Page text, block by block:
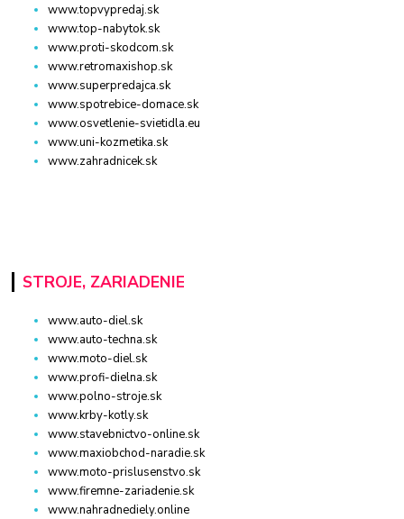
www.topvypredaj.sk
www.top-nabytok.sk
www.proti-skodcom.sk
www.retromaxishop.sk
www.superpredajca.sk
www.spotrebice-domace.sk
www.osvetlenie-svietidla.eu
www.uni-kozmetika.sk
www.zahradnicek.sk
STROJE, ZARIADENIE
www.auto-diel.sk
www.auto-techna.sk
www.moto-diel.sk
www.profi-dielna.sk
www.polno-stroje.sk
www.krby-kotly.sk
www.stavebnictvo-online.sk
www.maxiobchod-naradie.sk
www.moto-prislusenstvo.sk
www.firemne-zariadenie.sk
www.nahradnediely.online